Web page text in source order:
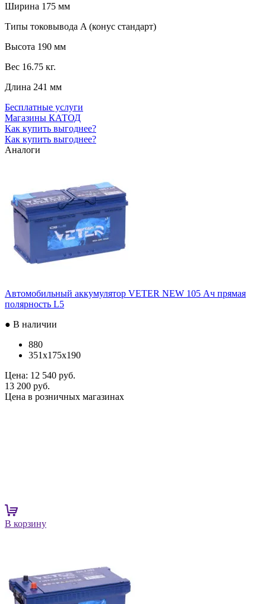
Ширина 175 мм
Типы токовывода A (конус стандарт)
Высота 190 мм
Вес 16.75 кг.
Длина 241 мм
Бесплатные услуги
Магазины КАТОД
Как купить выгоднее?
Как купить выгоднее?
Аналоги
Автомобильный аккумулятор VETER NEW 105 Ач прямая
полярность L5
● В наличии
880
351x175x190
Цена: 12 540 руб.
13 200 руб.
Цена в розничных магазинах
В корзину